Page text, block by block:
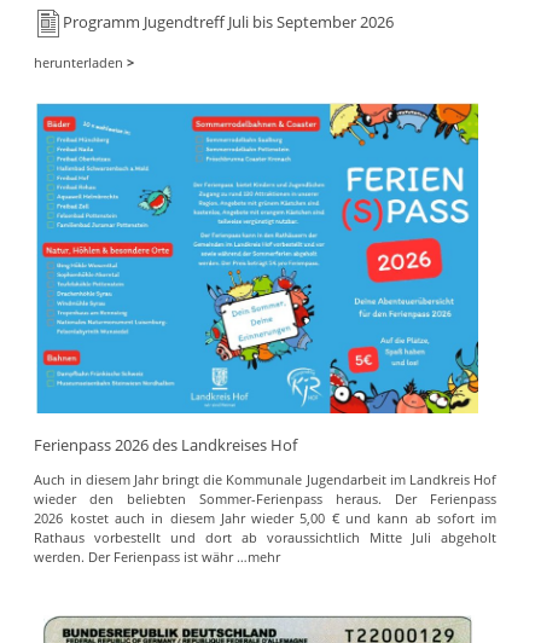
Programm Jugendtreff Juli bis September 2026
herunterladen >
Ferienpass 2026 des Landkreises Hof
Auch in diesem Jahr bringt die Kommunale Jugendarbeit im Landkreis Hof
wieder den beliebten Sommer-Ferienpass heraus. Der Ferienpass
2026 kostet auch in diesem Jahr wieder 5,00 € und kann ab sofort im
Rathaus vorbestellt und dort ab voraussichtlich Mitte Juli abgeholt
werden. Der Ferienpass ist währ …mehr